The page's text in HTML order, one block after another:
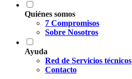
Quiénes somos
7 Compromisos
Sobre Nosotros
Ayuda
Red de Servicios técnicos
Contacto